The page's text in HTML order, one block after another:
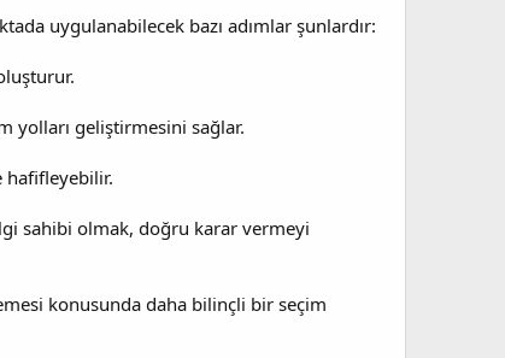
uygulanabilecek bazı adımlar şunlardır:
yolları geliştirmesini sağlar.
hafifleyebilir.
sahibi olmak, doğru karar vermeyi
konusunda daha bilinçli bir seçim